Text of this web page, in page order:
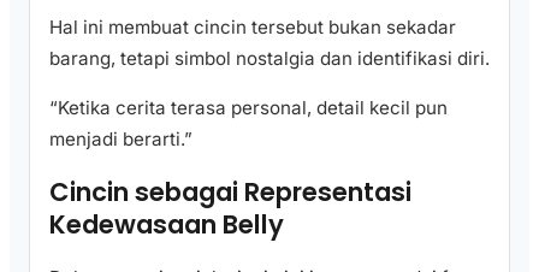
Hal ini membuat cincin tersebut bukan sekadar
barang, tetapi simbol nostalgia dan identifikasi diri.
“Ketika cerita terasa personal, detail kecil pun
menjadi berarti.”
Cincin sebagai Representasi
Kedewasaan Belly